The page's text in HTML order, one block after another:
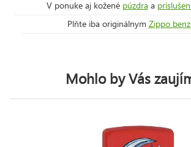
V ponuke aj kožené púzdraa
Plňte iba originálnym Zippo
Mohlo by Vás